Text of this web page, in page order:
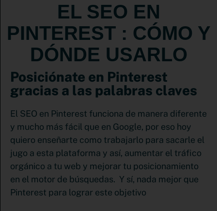
EL SEO EN
PINTEREST : CÓMO Y
DÓNDE USARLO
Posiciónate en Pinterest
gracias a las palabras claves
El SEO en Pinterest funciona de manera diferente
y mucho más fácil que en Google, por eso hoy
quiero enseñarte como trabajarlo para sacarle el
jugo a esta plataforma y así, aumentar el tráfico
orgánico a tu web y mejorar tu posicionamiento
en el motor de búsquedas. Y sí, nada mejor que
Pinterest para lograr este objetivo